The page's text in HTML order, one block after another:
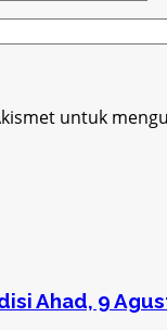
untuk
Ahad, 9